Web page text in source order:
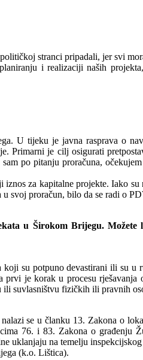
stranci pripadali, jer svi
i realizaciji naših
U tijeku je javna rasprava o
Primarni je cilj osigurati
po pitanju proračuna,
za kapitalne projekte. Iako
svoj proračun, bilo da se radi o
u Širokom Brijegu.
su potpuno devastirani ili su u
je korak u procesu
ili suvlasništvu fizičkih ili pravnih
se u članku 13. Zakona o
76. i 83. Zakona o građenju
uklanjaju na temelju
(k.o. Lištica).